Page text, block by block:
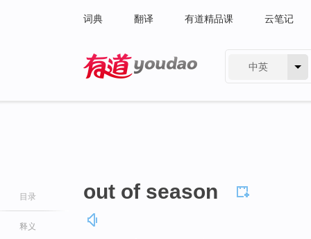
词典 翻译 有道精品课 云笔记
中英
目录
释义
out of season